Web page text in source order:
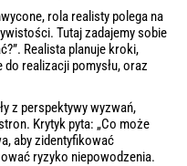
rola realisty polega na
Tutaj zadajemy sobie
Realista planuje kroki,
realizacji pomysłu, oraz
z perspektywy wyzwań,
Krytyk pyta: „Co może
aby zidentyfikować
ryzyko niepowodzenia.